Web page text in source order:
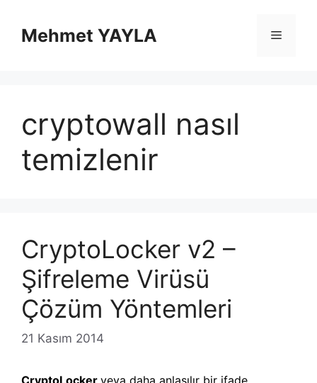
Mehmet YAYLA Menü
cryptowall nasıl
temizlenir
CryptoLocker v2 –
Şifreleme Virüsü
Çözüm Yöntemleri
21 Kasım 2014
CryptoLocker veya daha anlaşılır bir ifade